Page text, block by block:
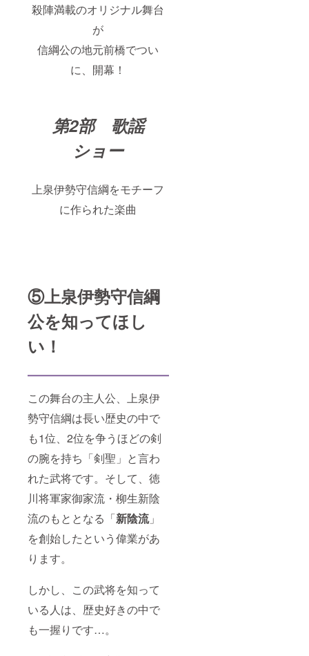
殺陣満載のオリジナル舞台
が
信綱公の地元前橋でつい
に、開幕！
第2部 歌謡
ショー
上泉伊勢守信綱をモチーフ
に作られた楽曲
⑤上泉伊勢守信綱
公を知ってほし
い！
この舞台の主人公、上泉伊
勢守信綱は長い歴史の中で
も1位、2位を争うほどの剣
の腕を持ち「剣聖」と言わ
れた武将です。そして、徳
川将軍家御家流・柳生新陰
流のもととなる「新陰流」
を創始したという偉業があ
ります。
しかし、この武将を知って
いる人は、歴史好きの中で
も一握りです…。